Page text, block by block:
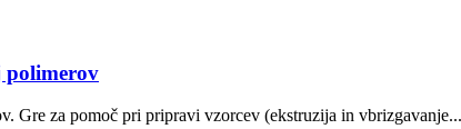
polimerov
za pomoč pri pripravi vzorcev (ekstruzija in vbrizgavanje...